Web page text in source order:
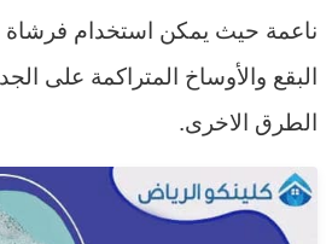
ناعمة حيث يمكن استخدام فرشاة
البقع والأوساخ المتراكمة على
الطرق الاخرى.